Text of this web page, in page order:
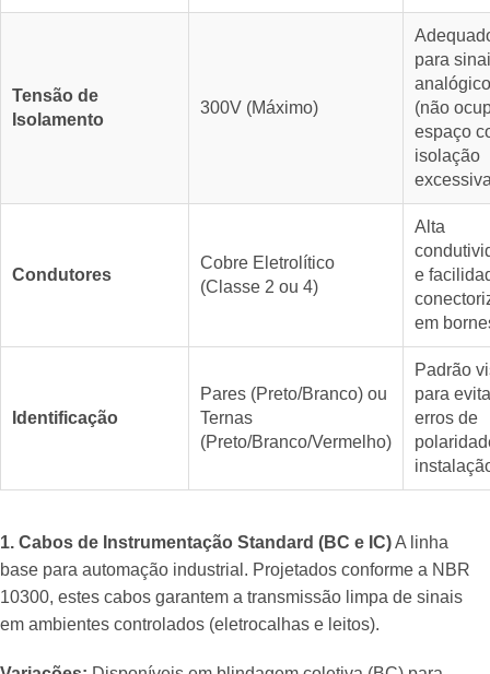
Tensão de
Isolamento
300V (Máximo)
para
(não
espaço
isolação
Condutores
Cobre Eletrolítico
(Classe 2 ou 4)
Alta
e
em
Identificação
Pares (Preto/Branco) ou
Ternas
(Preto/Branco/Vermelho)
Padrão
para
erros de
1. Cabos de Instrumentação Standard (BC e IC)A linha
base para automação industrial. Projetados conforme a NBR
10300, estes cabos garantem a transmissão limpa de sinais
em ambientes controlados (eletrocalhas e leitos).